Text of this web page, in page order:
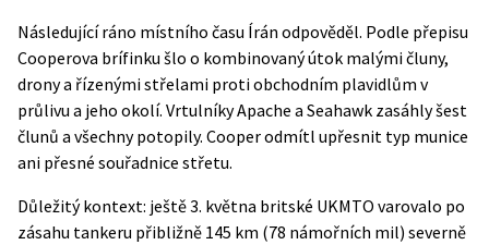
Následující ráno místního času Írán odpověděl. Podle přepisu
Cooperova brífinku šlo o kombinovaný útok malými čluny,
drony a řízenými střelami proti obchodním plavidlům v
průlivu a jeho okolí. Vrtulníky Apache a Seahawk zasáhly šest
člunů a všechny potopily. Cooper odmítl upřesnit typ munice
ani přesné souřadnice střetu.
Důležitý kontext: ještě 3. května britské UKMTO varovalo po
zásahu tankeru přibližně 145 km (78 námořních mil) severně